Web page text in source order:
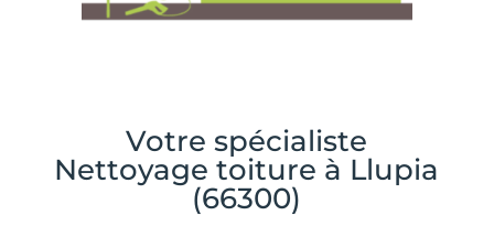
Votre spécialiste
Nettoyage toiture à Llupia
(66300)